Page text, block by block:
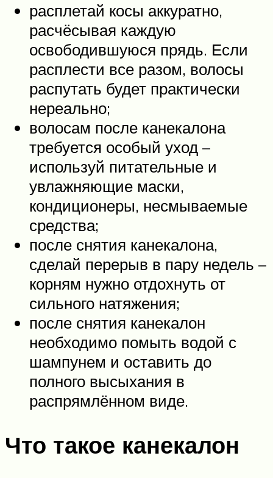
расплетай косы аккуратно,
расчёсывая каждую
освободившуюся прядь. Если
расплести все разом, волосы
распутать будет практически
нереально;
волосам после канекалона
требуется особый уход –
используй питательные и
увлажняющие маски,
кондиционеры, несмываемые
средства;
после снятия канекалона,
сделай перерыв в пару недель –
корням нужно отдохнуть от
сильного натяжения;
после снятия канекалон
необходимо помыть водой с
шампунем и оставить до
полного высыхания в
распрямлённом виде.
Что такое канекалон